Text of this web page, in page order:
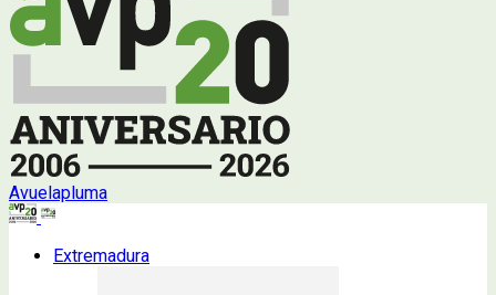
Avuelapluma
Extremadura